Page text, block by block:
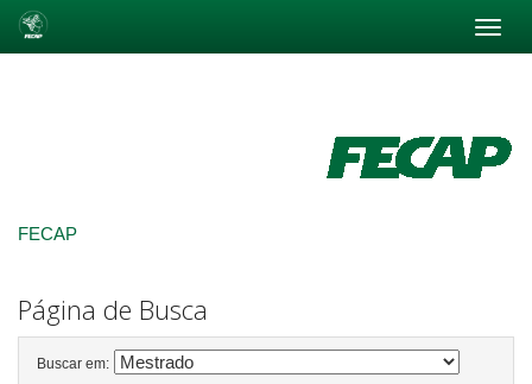
FECAP
Página de Busca
Buscar em: